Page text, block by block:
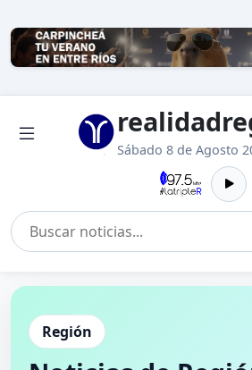
Sábado 8 de Agosto
Región